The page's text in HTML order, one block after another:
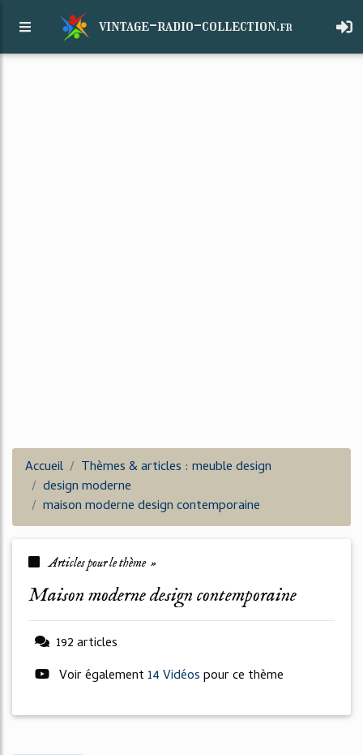
vintage-radio-collection.fr
Accueil
Thèmes & articles : meuble design
design moderne
maison moderne design contemporaine
Articles pour le thème »
maison moderne design contemporaine
192 articles
Voir également 14 Vidéospour ce thème